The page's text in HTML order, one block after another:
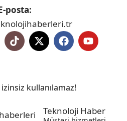
posta:
kullanılamaz!
Teknoloji Haber